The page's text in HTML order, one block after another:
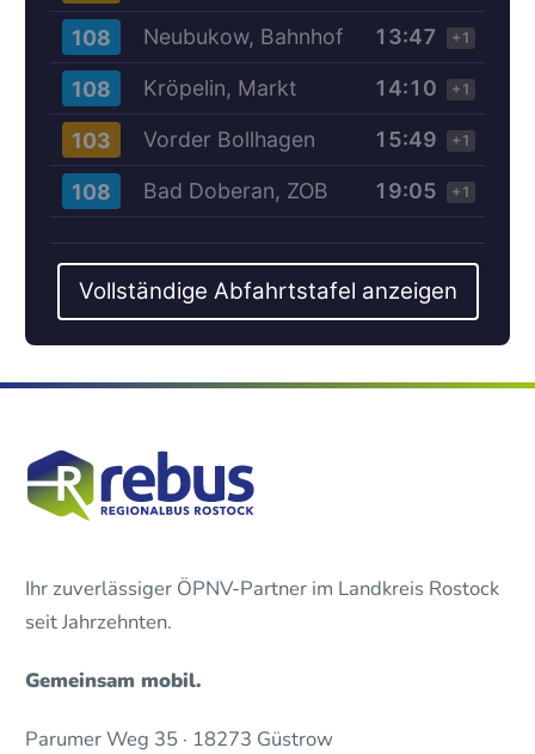
108 Neubukow, Bahnhof 13:47 +1
108 Kröpelin, Markt 14:10 +1
103 Vorder Bollhagen 15:49 +1
108 Bad Doberan, ZOB 19:05 +1
Vollständige Abfahrtstafel anzeigen
Ihr zuverlässiger ÖPNV-Partner im Landkreis Rostock
seit Jahrzehnten.
Gemeinsam mobil.
Parumer Weg 35 · 18273 Güstrow